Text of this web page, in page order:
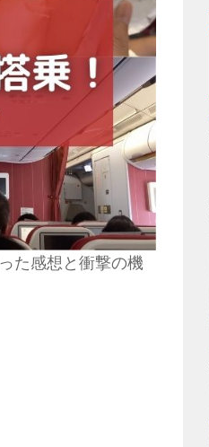
た感想と衝撃の機